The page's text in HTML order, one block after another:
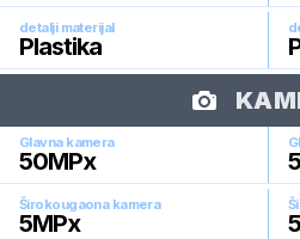
detalji materijal
Plastika
Glavna kamera
50MPx
Širokougaona kamera
5MPx 5